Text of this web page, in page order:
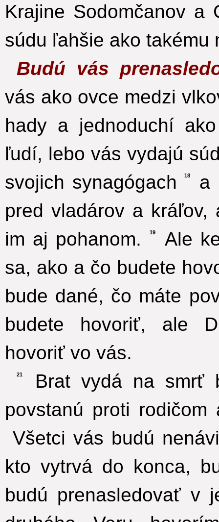
Krajine Sodomčanov a
súdu ľahšie ako takému
Budú vás
vás ako ovce medzi
hady a jednoduchí
ľudí, lebo vás vydajú
svojich synagógach
18
a
pred vladárov a kráľov,
im aj pohanom.
19
Ale
sa, ako a čo budete
bude dané, čo máte
budete hovoriť, ale
hovoriť vo vás.
21
Brat vydá na smrť
povstanú proti
Všetci vás budú
kto vytrvá do konca,
budú prenasledovať v